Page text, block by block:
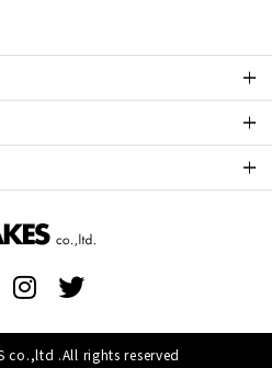
co.,ltd .All rights reserved